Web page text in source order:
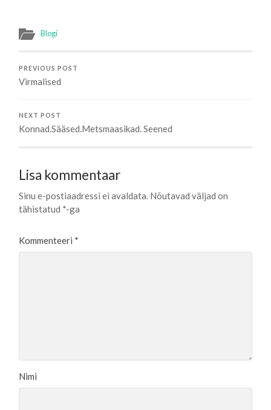
Blogi
PREVIOUS POST
Virmalised
NEXT POST
Konnad.Sääsed.Metsmaasikad. Seened
Lisa kommentaar
Sinu e-postiaadressi ei avaldata. Nõutavad väljad on
tähistatud *-ga
Kommenteeri *
Nimi